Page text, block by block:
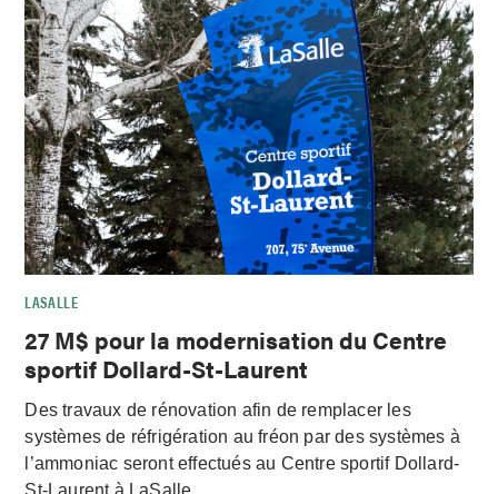
LASALLE
27 M$ pour la modernisation du Centre
sportif Dollard-St-Laurent
Des travaux de rénovation afin de remplacer les
systèmes de réfrigération au fréon par des systèmes à
l’ammoniac seront effectués au Centre sportif Dollard-
St-Laurent à LaSalle.